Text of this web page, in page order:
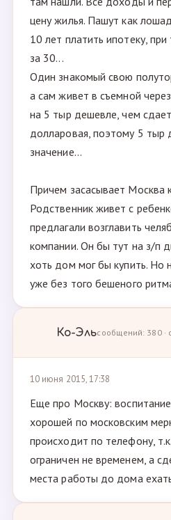
цену жилья. Пашут как
10 лет платить ипoтеку,
за 30...
Один знакомый свою
а сам живет в съемной
на 5 тыр дешевле, чем
долларовая, поэтому 5 тыр
значение...
Причем засасывает Москва
Родственник живет с
предлагали возглавить
компании. Он бы тут на з/п
хоть дом мог бы купить. Но
уже без того бешеного
Ко-Эльсообщений: 380 ·
10 июня 2015, 17:38
Еще про Москву:
хорошей по московским
происходит по телефону,
ограничен не временем, а
места работы до дома